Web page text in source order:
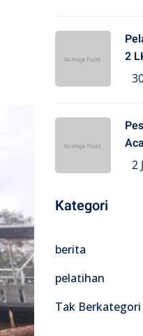
2
2
Kategori
berita
pelatihan
Tak Berkategori